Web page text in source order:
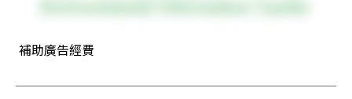
補助廣告經費